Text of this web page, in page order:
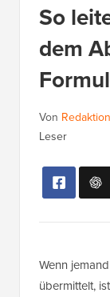
So
dem
Von Redaktion
Leser
Wenn
übermittelt,